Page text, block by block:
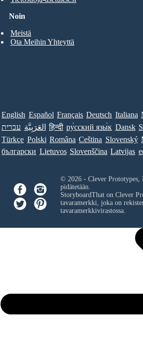
Noin
Meistä
Ota Meihin Yhteyttä
English Español Français Deutsch Italiana
עברית العَرَبِيَّة हिन्दी ру́сский язы́к Dansk
Türkçe Polski Româna Ceština Slovenský
български Lietuvos Slovenščina Latvijas
© 2026 - Clever
pidätetään.
StoryboardThat on Clever
tavaramerkki, joka on
tavaramerkkivirastossa.